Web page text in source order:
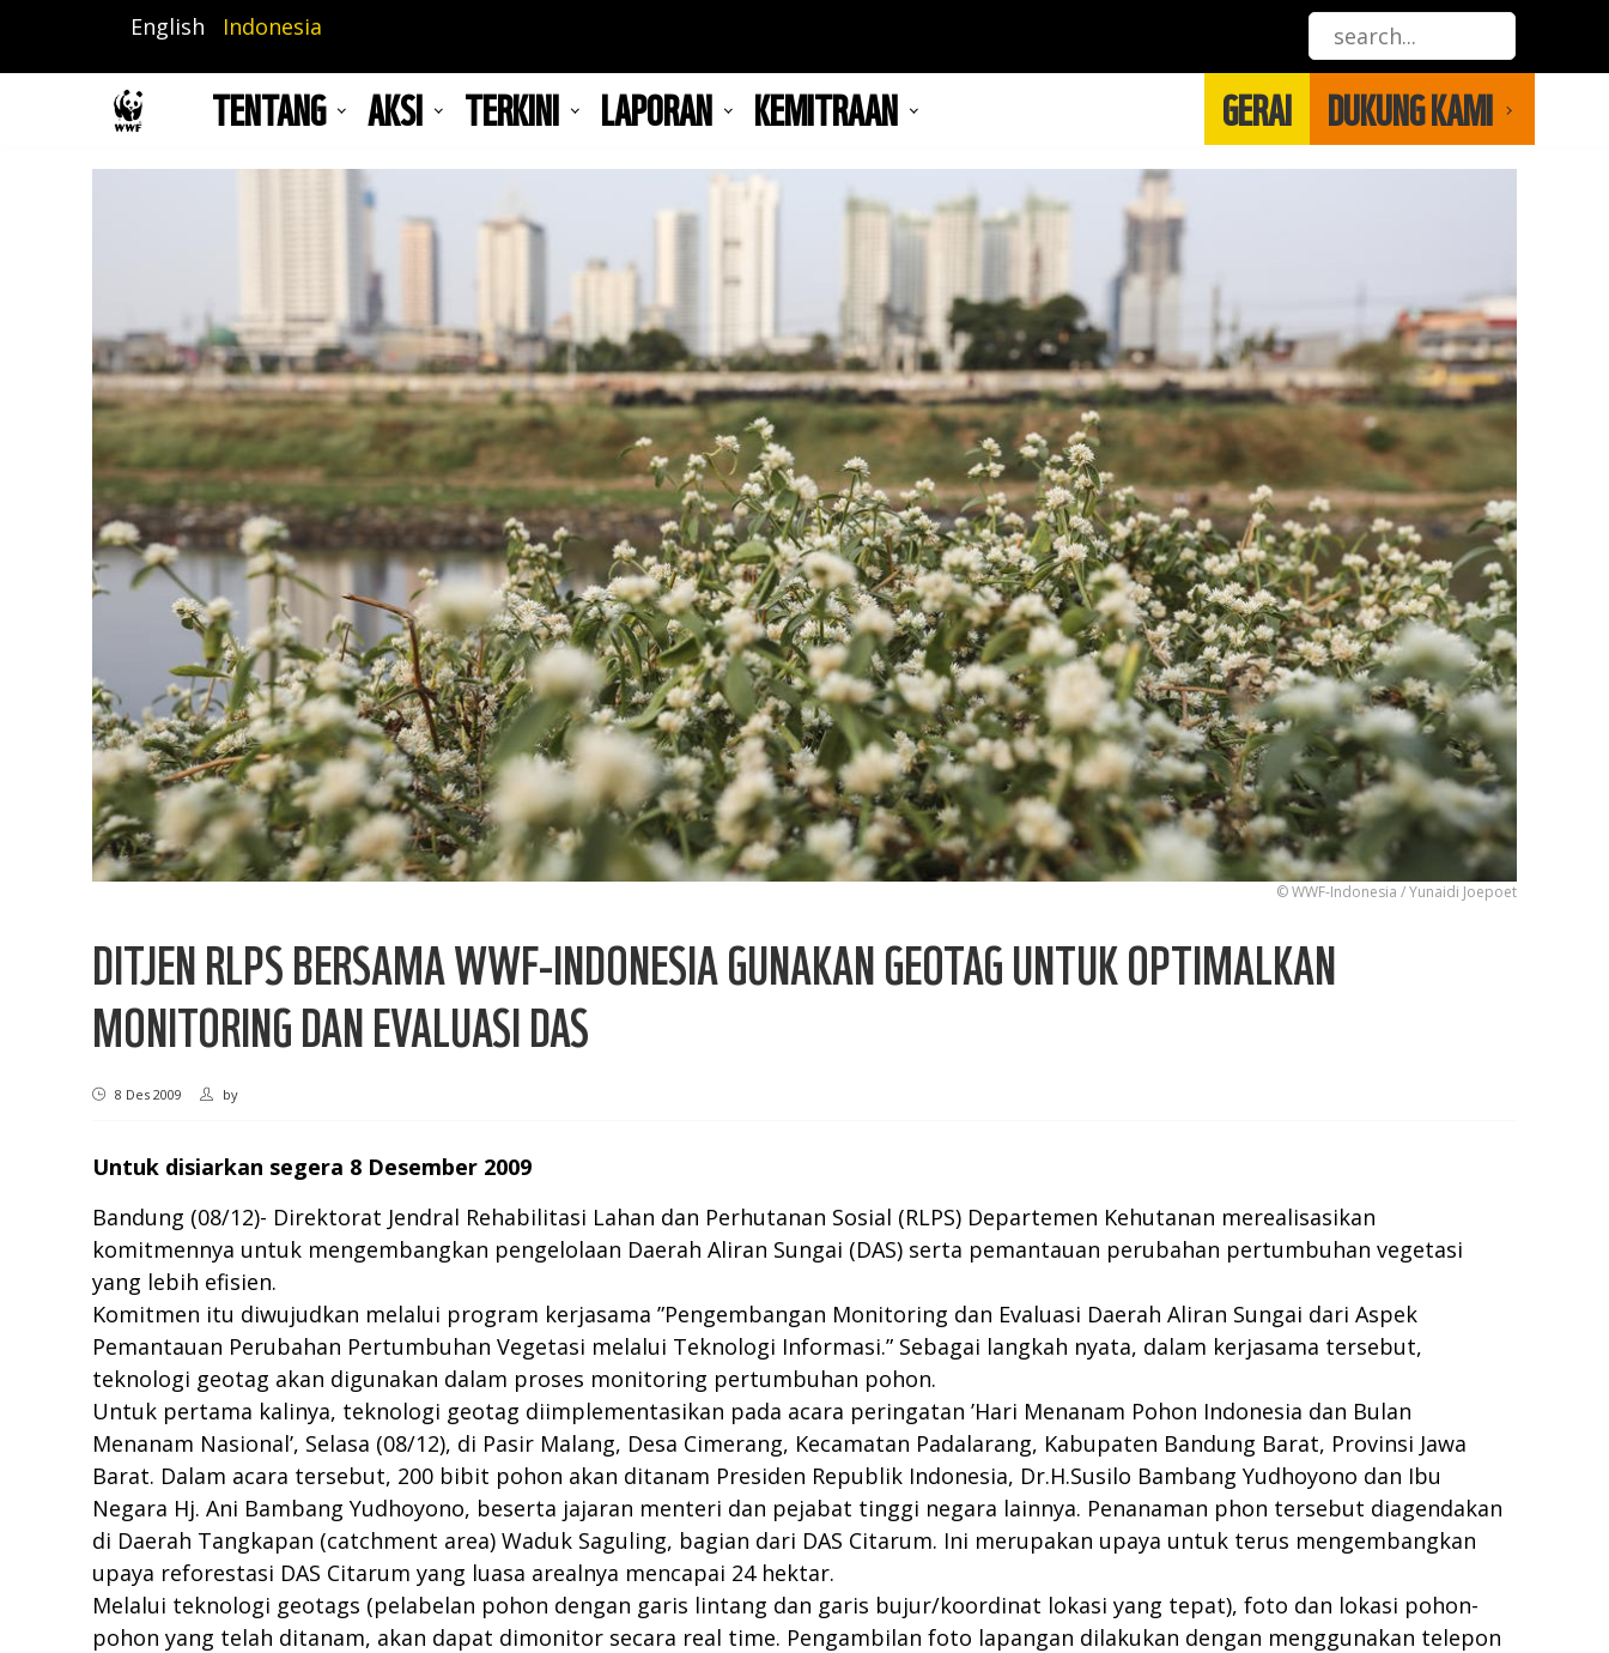
isi
English Indonesia
TENTANG AKSI TERKINI LAPORAN KEMITRAAN GERAI DUKUNG KAMI
© WWF-Indonesia / Yunaidi Joepoet
DITJEN RLPS BERSAMA WWF-INDONESIA GUNAKAN GEOTAG UNTUK OPTIMALKAN
MONITORING DAN EVALUASI DAS
8 Des 2009 by
Untuk disiarkan segera 8 Desember 2009
Bandung (08/12)- Direktorat Jendral Rehabilitasi Lahan dan Perhutanan Sosial (RLPS) Departemen Kehutanan merealisasikan
komitmennya untuk mengembangkan pengelolaan Daerah Aliran Sungai (DAS) serta pemantauan perubahan pertumbuhan vegetasi
yang lebih efisien.
Komitmen itu diwujudkan melalui program kerjasama ”Pengembangan Monitoring dan Evaluasi Daerah Aliran Sungai dari Aspek
Pemantauan Perubahan Pertumbuhan Vegetasi melalui Teknologi Informasi.” Sebagai langkah nyata, dalam kerjasama tersebut,
teknologi geotag akan digunakan dalam proses monitoring pertumbuhan pohon.
Untuk pertama kalinya, teknologi geotag diimplementasikan pada acara peringatan ’Hari Menanam Pohon Indonesia dan Bulan
Menanam Nasional’, Selasa (08/12), di Pasir Malang, Desa Cimerang, Kecamatan Padalarang, Kabupaten Bandung Barat, Provinsi Jawa
Barat. Dalam acara tersebut, 200 bibit pohon akan ditanam Presiden Republik Indonesia, Dr.H.Susilo Bambang Yudhoyono dan Ibu
Negara Hj. Ani Bambang Yudhoyono, beserta jajaran menteri dan pejabat tinggi negara lainnya. Penanaman phon tersebut diagendakan
di Daerah Tangkapan (catchment area) Waduk Saguling, bagian dari DAS Citarum. Ini merupakan upaya untuk terus mengembangkan
upaya reforestasi DAS Citarum yang luasa arealnya mencapai 24 hektar.
Melalui teknologi geotags (pelabelan pohon dengan garis lintang dan garis bujur/koordinat lokasi yang tepat), foto dan lokasi pohon-
pohon yang telah ditanam, akan dapat dimonitor secara real time. Pengambilan foto lapangan dilakukan dengan menggunakan telepon